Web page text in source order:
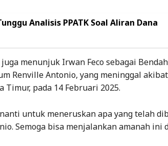
Analisis PPATK Soal Aliran Dana
menunjuk Irwan Feco sebagai
Renville Antonio, yang meninggal akibat
Timur, pada 14 Februari 2025.
untuk meneruskan apa yang telah
Semoga bisa menjalankan amanah ini